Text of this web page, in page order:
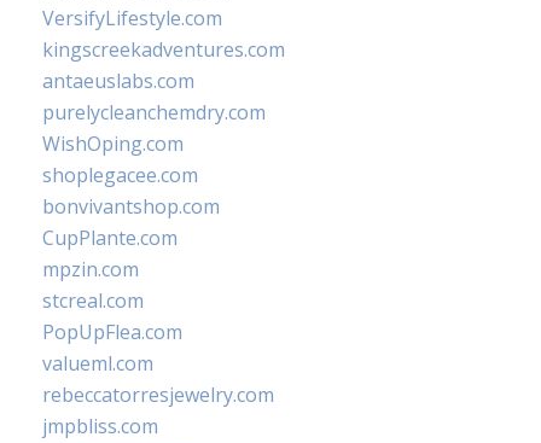
VersifyLifestyle.com
kingscreekadventures.com
antaeuslabs.com
purelycleanchemdry.com
WishOping.com
shoplegacee.com
bonvivantshop.com
CupPlante.com
mpzin.com
stcreal.com
PopUpFlea.com
valueml.com
rebeccatorresjewelry.com
jmpbliss.com